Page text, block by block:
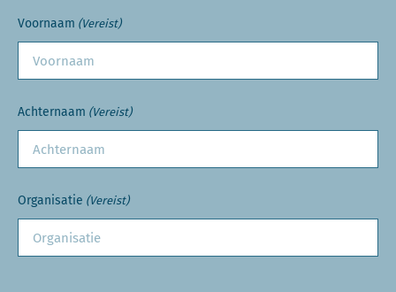
Voornaam (Vereist)
Achternaam (Vereist)
Organisatie (Vereist)